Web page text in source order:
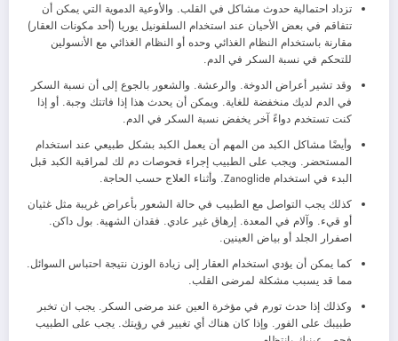
تزداد احتمالية حدوث مشاكل في القلب. والأوعية الدموية التي يمكن أن
تتفاقم في بعض الأحيان عند استخدام السلفونيل يوريا (أحد مكونات العقار)
مقارنة باستخدام النظام الغذائي وحده أو النظام الغذائي مع الأنسولين
للتحكم في نسبة السكر في الدم.
وقد تشير أعراض الدوخة. والرعشة. والشعور بالجوع إلى أن نسبة السكر
في الدم لديك منخفضة للغاية. ويمكن أن يحدث هذا إذا فاتتك وجبة. أو إذا
كنت تستخدم دواءً آخر يخفض نسبة السكر في الدم.
وأيضًا مشاكل الكبد من المهم أن يعمل الكبد بشكل طبيعي عند استخدام
المستحضر. ويجب على الطبيب إجراء فحوصات دم لك لمراقبة الكبد قبل
البدء في استخدام Zanoglide. وأثناء العلاج حسب الحاجة.
كذلك يجب التواصل مع الطبيب في حالة الشعور بأعراض غريبة مثل غثيان
أو قيء. وآلام في المعدة. إرهاق غير عادي. فقدان الشهية. بول داكن.
اصفرار الجلد أو بياض العينين.
كما يمكن أن يؤدي استخدام العقار إلى زيادة الوزن نتيجة احتباس السوائل.
مما قد يسبب مشكلة لمرضى القلب.
وكذلك إذا حدث تورم في مؤخرة العين عند مرضى السكر. يجب ان تخبر
طبيبك على الفور. وإذا كان هناك أي تغيير في رؤيتك. يجب على الطبيب